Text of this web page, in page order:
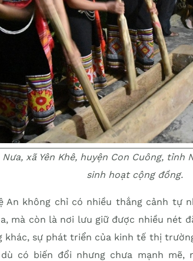
xã Yên Khê, huyện Con Cuông,
sinh hoạt cộng đồng.
An không chỉ có nhiều thắng cảnh tự
mà còn là nơi lưu giữ được nhiều nét
khác, sự phát triển của kinh tế thị
có biến đổi nhưng chưa mạnh mẽ,